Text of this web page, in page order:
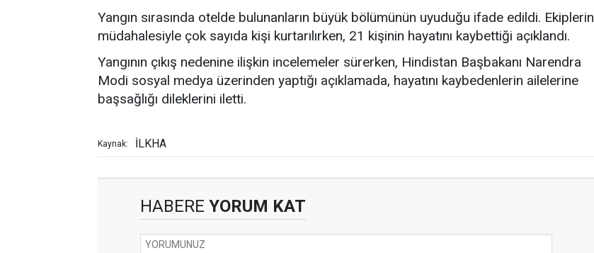
Yangın sırasında otelde bulunanların büyük bölümünün uyuduğu ifade edildi. Ekiplerin
müdahalesiyle çok sayıda kişi kurtarılırken, 21 kişinin hayatını kaybettiği açıklandı.
Yangının çıkış nedenine ilişkin incelemeler sürerken, Hindistan Başbakanı Narendra
Modi sosyal medya üzerinden yaptığı açıklamada, hayatını kaybedenlerin ailelerine
başsağlığı dileklerini iletti.
Kaynak: İLKHA
HABERE YORUM KAT